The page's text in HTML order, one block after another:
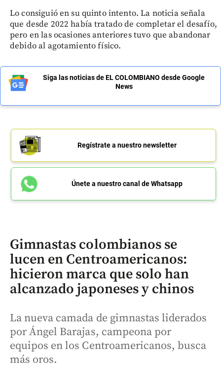
Lo consiguió en su quinto intento. La noticia señala
que desde 2022 había tratado de completar el desafío,
pero en las ocasiones anteriores tuvo que abandonar
debido al agotamiento físico.
Siga las noticias de EL COLOMBIANO desde Google
News
Regístrate a nuestro newsletter
Únete a nuestro canal de Whatsapp
Gimnastas colombianos se
lucen en Centroamericanos:
hicieron marca que solo han
alcanzado japoneses y chinos
La nueva camada de gimnastas liderados
por Ángel Barajas, campeona por
equipos en los Centroamericanos, busca
más oros.